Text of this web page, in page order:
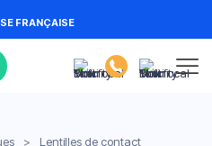
FRANÇAISE
>
Lentilles de contact